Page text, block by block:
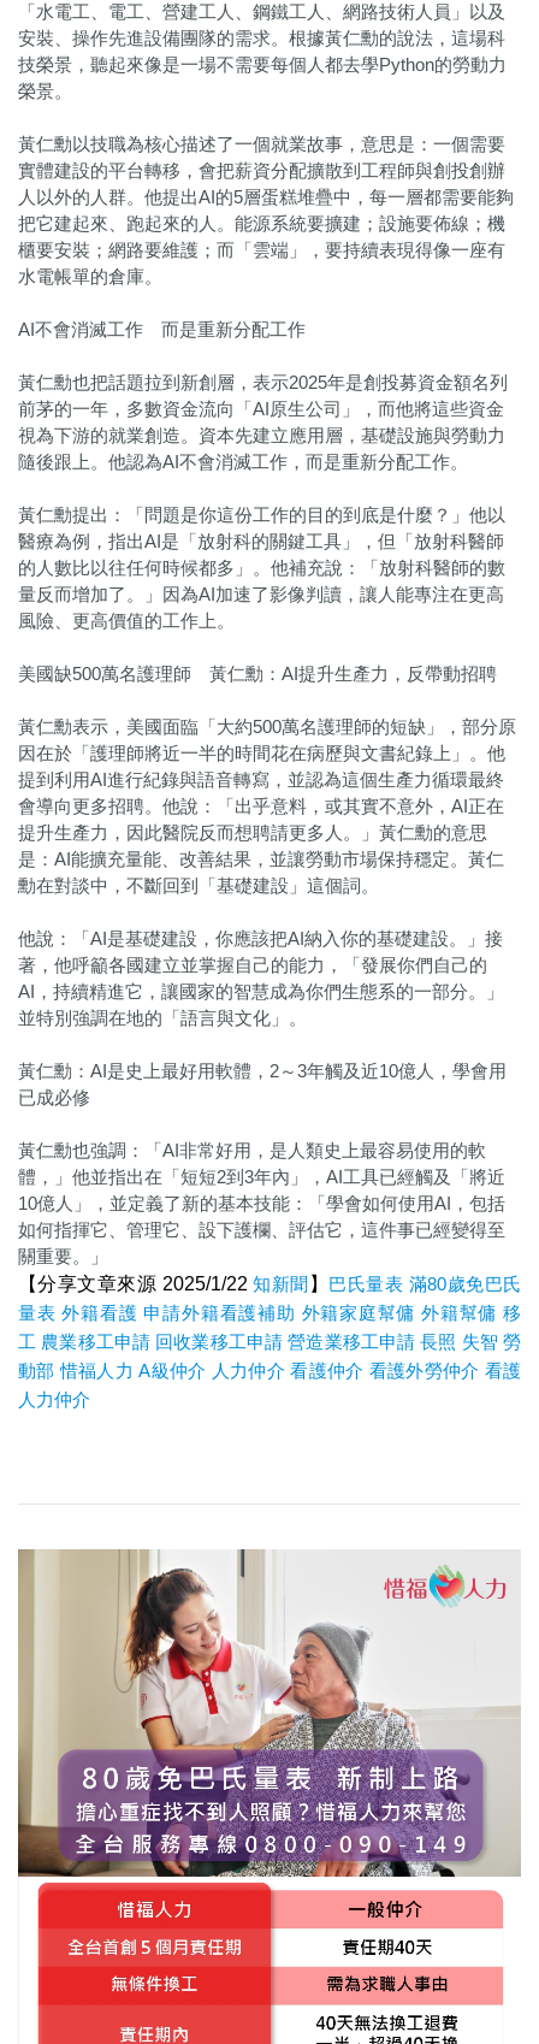
「水電工、電工、營建工人、鋼鐵工人、網路技術人員」以及
安裝、操作先進設備團隊的需求。根據黃仁勳的說法，這場科
技榮景，聽起來像是一場不需要每個人都去學Python的勞動力
榮景。
黃仁勳以技職為核心描述了一個就業故事，意思是：一個需要
實體建設的平台轉移，會把薪資分配擴散到工程師與創投創辦
人以外的人群。他提出AI的5層蛋糕堆疊中，每一層都需要能夠
把它建起來、跑起來的人。能源系統要擴建；設施要佈線；機
櫃要安裝；網路要維護；而「雲端」，要持續表現得像一座有
水電帳單的倉庫。
AI不會消滅工作 而是重新分配工作
黃仁勳也把話題拉到新創層，表示2025年是創投募資金額名列
前茅的一年，多數資金流向「AI原生公司」，而他將這些資金
視為下游的就業創造。資本先建立應用層，基礎設施與勞動力
隨後跟上。他認為AI不會消滅工作，而是重新分配工作。
黃仁勳提出：「問題是你這份工作的目的到底是什麼？」他以
醫療為例，指出AI是「放射科的關鍵工具」，但「放射科醫師
的人數比以往任何時候都多」。他補充說：「放射科醫師的數
量反而增加了。」因為AI加速了影像判讀，讓人能專注在更高
風險、更高價值的工作上。
美國缺500萬名護理師 黃仁勳：AI提升生產力，反帶動招聘
黃仁勳表示，美國面臨「大約500萬名護理師的短缺」，部分原
因在於「護理師將近一半的時間花在病歷與文書紀錄上」。他
提到利用AI進行紀錄與語音轉寫，並認為這個生產力循環最終
會導向更多招聘。他說：「出乎意料，或其實不意外，AI正在
提升生產力，因此醫院反而想聘請更多人。」黃仁勳的意思
是：AI能擴充量能、改善結果，並讓勞動市場保持穩定。黃仁
勳在對談中，不斷回到「基礎建設」這個詞。
他說：「AI是基礎建設，你應該把AI納入你的基礎建設。」接
著，他呼籲各國建立並掌握自己的能力，「發展你們自己的
AI，持續精進它，讓國家的智慧成為你們生態系的一部分。」
並特別強調在地的「語言與文化」。
黃仁勳：AI是史上最好用軟體，2～3年觸及近10億人，學會用
已成必修
黃仁勳也強調：「AI非常好用，是人類史上最容易使用的軟
體，」他並指出在「短短2到3年內」，AI工具已經觸及「將近
10億人」，並定義了新的基本技能：「學會如何使用AI，包括
如何指揮它、管理它、設下護欄、評估它，這件事已經變得至
關重要。」
【分享文章來源 2025/1/22知新聞 】 巴氏量表 滿80歲免巴氏
量表 外籍看護 申請外籍看護補助 外籍家庭幫傭 外籍幫傭 移
工 農業移工申請 回收業移工申請 營造業移工申請 長照 失智 勞
動部 惜福人力 A級仲介 人力仲介 看護仲介 看護外勞仲介 看護
人力仲介